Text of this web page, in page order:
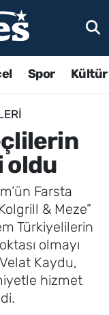
Spor
oldu
Farsta
& Meze”
Türkiyelilerin
olmayı
Kaydu,
hizmet